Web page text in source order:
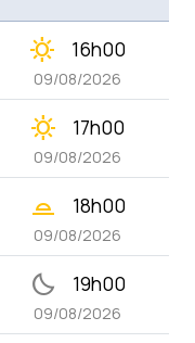
clear_day 16h00
09/08/2026
clear_day 17h00
09/08/2026
wb_twilight_2 18h00
09/08/2026
bedtime 19h00
09/08/2026